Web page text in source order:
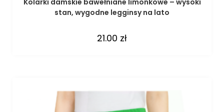
Kolarki damskie bawełniane limonkowe – wysoki
stan, wygodne legginsy na lato
21.00 zł